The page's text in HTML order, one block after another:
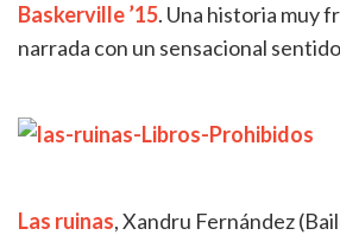
Baskerville ’15. Una historia muy
narrada con un sensacional
Las ruinas, Xandru Fernández